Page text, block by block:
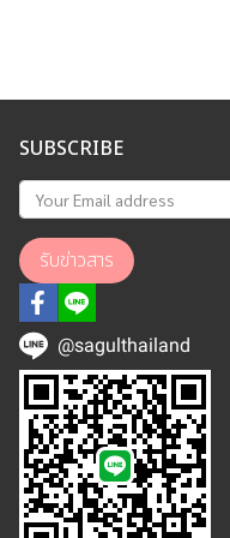
SUBSCRIBE
รับข่าวสาร
@sagulthailand